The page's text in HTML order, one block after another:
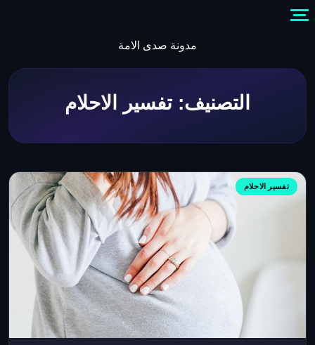
content
مدونة صدى الامة
التصنيف: تفسير الاحلام
تفسير الاحلام